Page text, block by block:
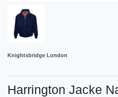
Knightsbridge London
Harrington Jacke